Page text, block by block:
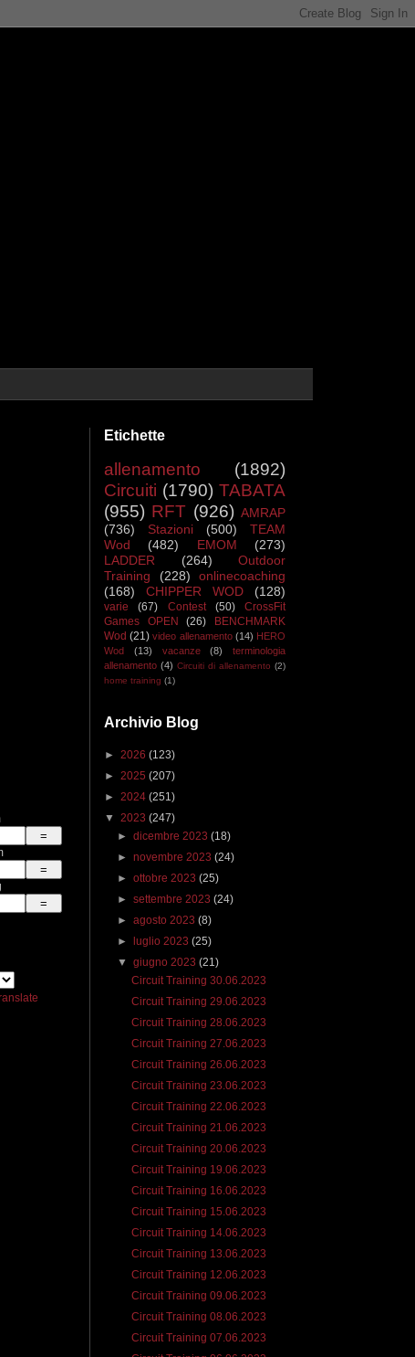
Etichette
allenamento
(1892)
Circuiti (1790) TABATA
(955) RFT (926) AMRAP
(736)
Stazioni (500)
TEAM
Wod
(482) EMOM
(273)
LADDER
(264)
Outdoor
Training
(228)
onlinecoaching
(168)
CHIPPER WOD (128)
varie (67) Contest (50)
CrossFit
Games OPEN
(26)
BENCHMARK
Wod (21) video allenamento (14) HERO
Wod
(13) vacanze (8)
terminologia
allenamento (4) Circuiti di allenamento (2)
home training (1)
Archivio Blog
► 2026 (123)
► 2025 (207)
► 2024 (251)
▼ 2023 (247)
►dicembre 2023(18)
►novembre 2023(24)
►ottobre 2023(25)
►settembre 2023(24)
►agosto 2023(8)
►
luglio 2023(25)
▼giugno 2023(21)
Circuit Training 30.06.2023
Circuit Training 29.06.2023
Circuit Training 28.06.2023
Circuit Training 27.06.2023
Circuit Training 26.06.2023
Circuit Training 23.06.2023
Circuit Training 22.06.2023
Circuit Training 21.06.2023
Circuit Training 20.06.2023
Circuit Training 19.06.2023
Circuit Training 16.06.2023
Circuit Training 15.06.2023
Circuit Training 14.06.2023
Circuit Training 13.06.2023
Circuit Training 12.06.2023
Circuit Training 09.06.2023
Circuit Training 08.06.2023
Circuit Training 07.06.2023